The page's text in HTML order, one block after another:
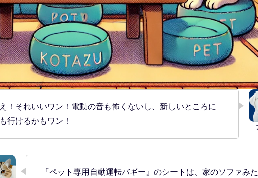
え！それいいワン！電動の音も怖くないし、新しいところに
も行けるかもワン！
『ペット専用自動運転バギー』のシートは、家のソファみた